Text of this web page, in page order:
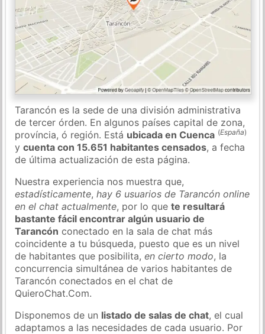
Tarancón es la sede de una división administrativa
de tercer órden. En algunos países capital de zona,
província, ó región. Está ubicada en Cuenca (España)
ycuenta con 15.651 habitantes censados, a fecha
de última actualización de esta página.
Nuestra experiencia nos muestra que,
estadísticamente,hay 6 usuarios de Tarancón online
en el chat actualmente, por lo quete resultará
bastante fácil encontrar algún usuario de
Tarancón conectado en la sala de chat más
coincidente a tu búsqueda, puesto que es un nivel
de habitantes que posibilita,en cierto modo, la
concurrencia simultánea de varios habitantes de
Tarancón conectados en el chat de
QuieroChat.Com.
Disponemos de un listado de salas de chat, el cual
adaptamos a las necesidades de cada usuario. Por